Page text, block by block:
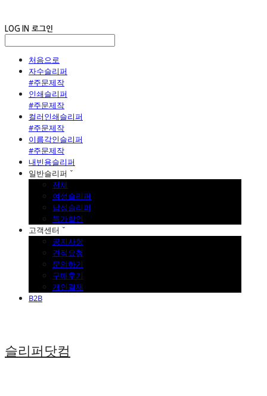
LOG IN 로그인
처음으로
자수슬리퍼
#주문제작
인쇄슬리퍼
#주문제작
컬러인쇄슬리퍼
#주문제작
이름각인슬리퍼
#주문제작
내빈용슬리퍼
일반슬리퍼 ˇ
전체
여성슬리퍼
남성슬리퍼
특가할인
고객센터 ˇ
공지사항
견적요청
문의하기
구매후기
개인결제
B2B
슬리퍼닷컴